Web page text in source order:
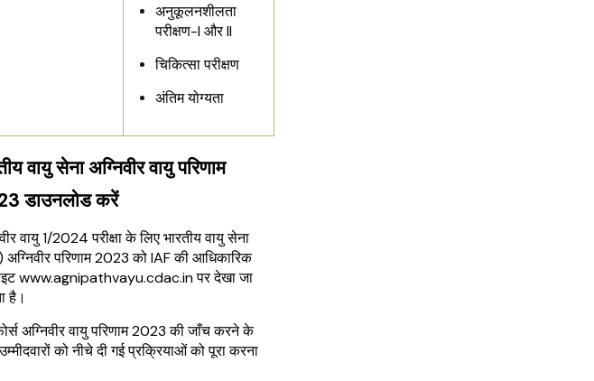
अनुकूलनशीलता
परीक्षण-I और II
चिकित्सा परीक्षण
अंतिम योग्यता
वायु सेना अग्निवीर वायु परिणाम
डाउनलोड करें
वायु 1/2024 परीक्षा के लिए भारतीय वायु सेना
अग्निवीर परिणाम 2023 को IAF की आधिकारिक
www.agnipathvayu.cdac.in पर देखा जा
है।
अग्निवीर वायु परिणाम 2023 की जाँच करने के
को नीचे दी गई प्रक्रियाओं को पूरा करना